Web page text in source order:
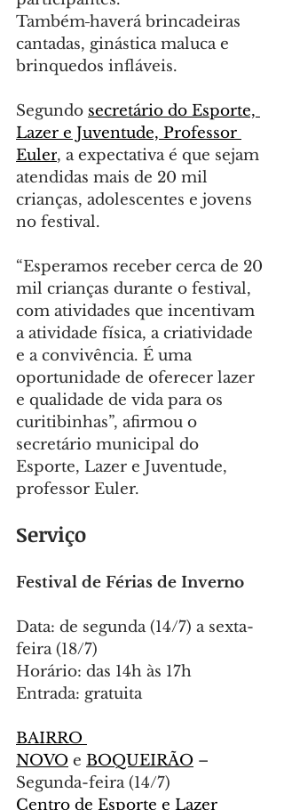
Também haverá brincadeiras
cantadas, ginástica maluca e
brinquedos infláveis.
Segundo secretário do Esporte,
Lazer e Juventude, Professor
Euler, a expectativa é que sejam
atendidas mais de 20 mil
crianças, adolescentes e jovens
no festival.
“Esperamos receber cerca de 20
mil crianças durante o festival,
com atividades que incentivam
a atividade física, a criatividade
e a convivência. É uma
oportunidade de oferecer lazer
e qualidade de vida para os
curitibinhas”, afirmou o
secretário municipal do
Esporte, Lazer e Juventude,
professor Euler.
Serviço
Festival de Férias de Inverno
Data: de segunda (14/7) a sexta-
feira (18/7)
Horário: das 14h às 17h
Entrada: gratuita
BAIRRO
NOVO e BOQUEIRÃO –
Segunda-feira (14/7)
Centro de Esporte e Lazer